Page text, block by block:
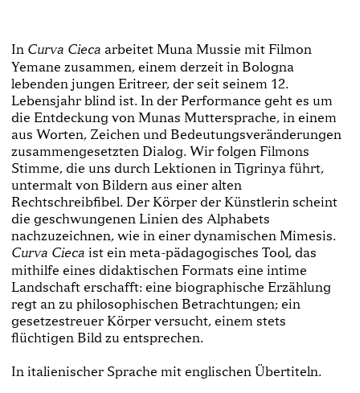
In Curva Cieca arbeitet Muna Mussie mit Filmon
Yemane zusammen, einem derzeit in Bologna
lebenden jungen Eritreer, der seit seinem 12.
Lebensjahr blind ist. In der Performance geht es um
die Entdeckung von Munas Muttersprache, in einem
aus Worten, Zeichen und Bedeutungsveränderungen
zusammengesetzten Dialog. Wir folgen Filmons
Stimme, die uns durch Lektionen in Tigrinya führt,
untermalt von Bildern aus einer alten
Rechtschreibfibel. Der Körper der Künstlerin scheint
die geschwungenen Linien des Alphabets
nachzuzeichnen, wie in einer dynamischen Mimesis.
Curva Cieca ist ein meta-pädagogisches Tool, das
mithilfe eines didaktischen Formats eine intime
Landschaft erschafft: eine biographische Erzählung
regt an zu philosophischen Betrachtungen; ein
gesetzestreuer Körper versucht, einem stets
flüchtigen Bild zu entsprechen.
In italienischer Sprache mit englischen Übertiteln.